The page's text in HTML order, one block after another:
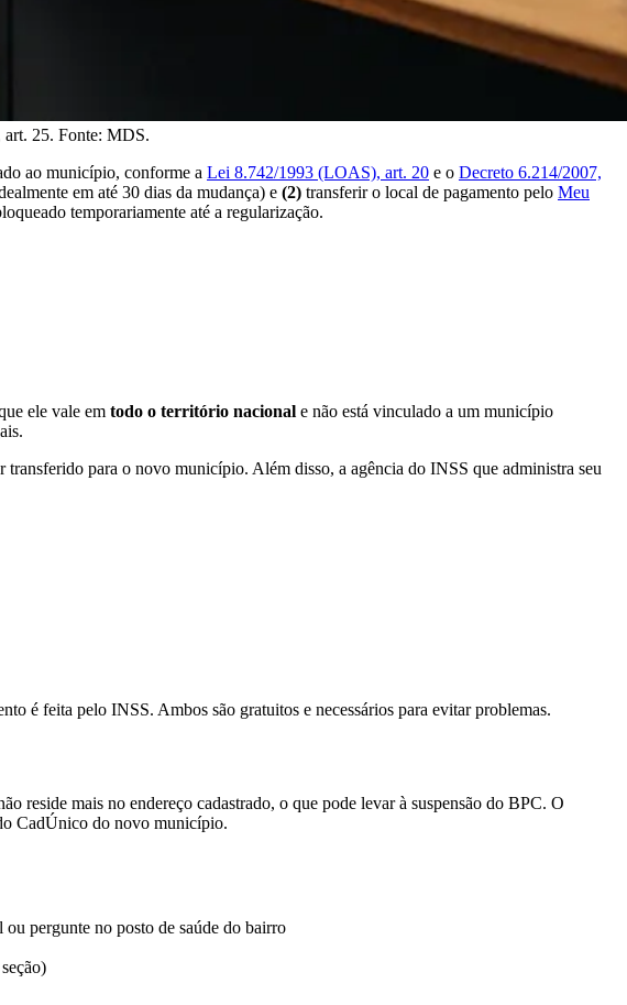
25. Fonte: MDS.
ao município, conforme a Lei 8.742/1993 (LOAS), art. 20 e o Decreto 6.214/2007,
em até 30 dias da mudança) e (2) transferir o local de pagamento pelo Meu
temporariamente até a regularização.
ele vale em todo o território nacional e não está vinculado a um município
para o novo município. Além disso, a agência do INSS que administra seu
é feita pelo INSS. Ambos são gratuitos e necessários para evitar problemas.
reside mais no endereço cadastrado, o que pode levar à suspensão do BPC. O
CadÚnico do novo município.
pergunte no posto de saúde do bairro